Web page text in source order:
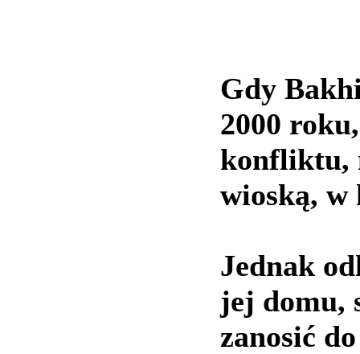
Gdy
2000
konfliktu,
wioską, w
Jednak
jej domu,
zanosić